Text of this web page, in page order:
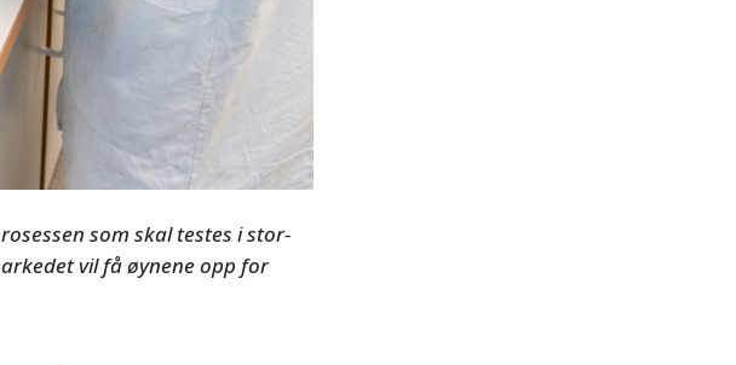
som skal testes i stor-
vil få øynene opp for